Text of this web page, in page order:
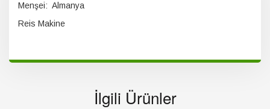
Menşei: Almanya
Reis Makine
İlgili Ürünler